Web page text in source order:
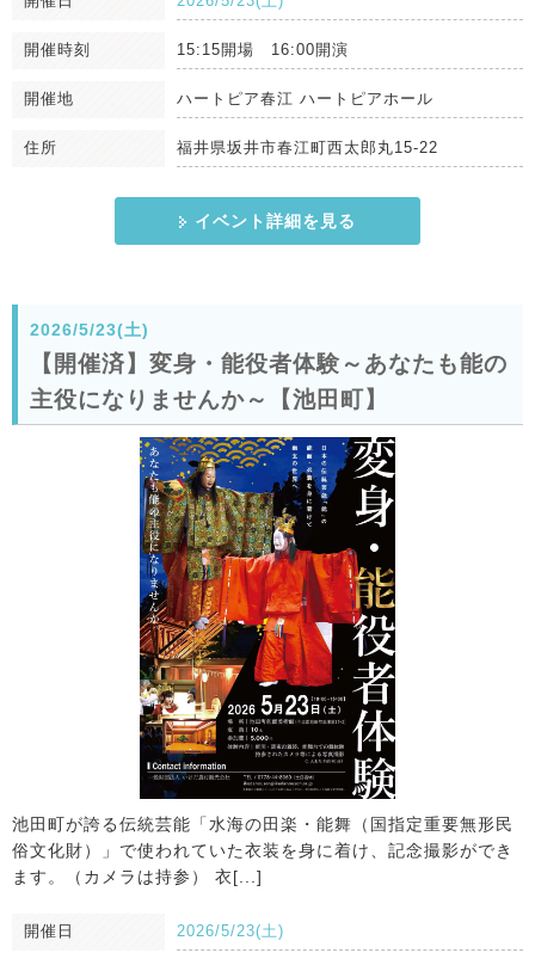
開催時刻 15:15開場 16:00開演
開催地 ハートピア春江 ハートピアホール
住所 福井県坂井市春江町西太郎丸15-22
イベント詳細を見る
2026/5/23(土)
【開催済】変身・能役者体験～あなたも能の
主役になりませんか～【池田町】
池田町が誇る伝統芸能「水海の田楽・能舞（国指定重要無形民
俗文化財）」で使われていた衣装を身に着け、記念撮影ができ
ます。（カメラは持参） 衣[...]
開催日 2026/5/23(土)